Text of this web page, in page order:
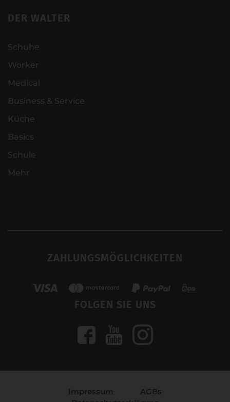
DER WALTER
Schuhe
Worker
Medical
Business & Service
Küche
Basics
Schule
Mehr
ZAHLUNGSMÖGLICHKEITEN
FOLGEN SIE UNS
Impressum
AGBs